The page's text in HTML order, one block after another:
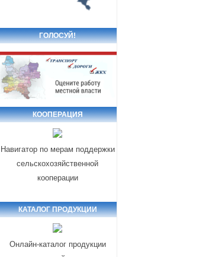
ГОЛОСУЙ!
КООПЕРАЦИЯ
Навигатор по мерам поддержки
сельскохозяйственной
кооперации
КАТАЛОГ ПРОДУКЦИИ
Онлайн-каталог продукции